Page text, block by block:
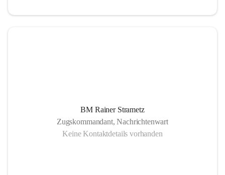
BM Rainer Strametz
Zugskommandant, Nachrichtenwart
Keine Kontaktdetails vorhanden